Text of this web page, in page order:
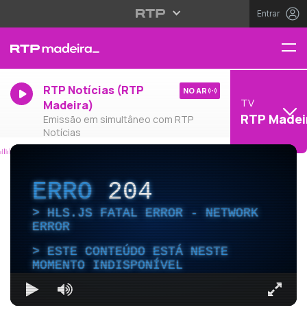
Entrar
RTP Notícias (RTP
Madeira)
Emissão em simultâneo com RTP
Notícias
NO AR
TV
RTP
ERRO204
HLS.JS FATAL ERROR - NETWORK
ERROR
ESTE CONTEÚDO ESTÁ NESTE
MOMENTO INDISPONÍVEL